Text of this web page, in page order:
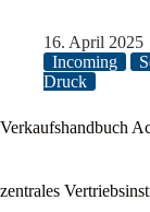
16. April 2025
Incoming
Druck
Verkaufshandbuch
zentrales